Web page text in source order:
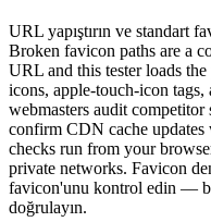
URL yapıştırın ve standart
Broken favicon paths are a
URL and this tester loads
icons, apple-touch-icon tags,
webmasters audit competitor
confirm CDN cache
checks run from your
private networks. Favicon
favicon'unu kontrol edin —
doğrulayın.